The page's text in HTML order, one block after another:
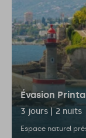
Évasion
3 jours | 2 nuits
Espace naturel